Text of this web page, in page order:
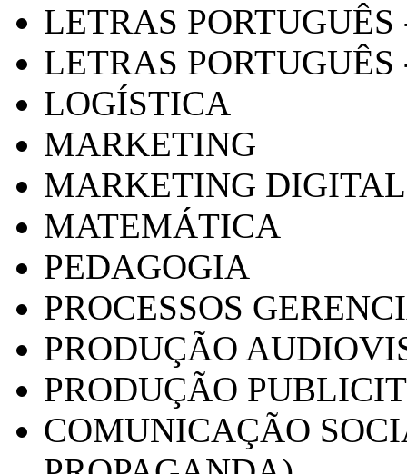
LETRAS
LETRAS PORTUGUÊS
LOGÍSTICA
MARKETING
MARKETING DIGITAL
MATEMÁTICA
PEDAGOGIA
PROCESSOS
PRODUÇÃO
PRODUÇÃO
COMUNICAÇÃO